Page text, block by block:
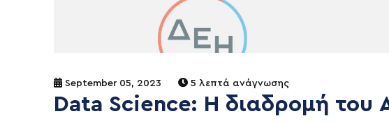
September 05, 2023 5 λεπτά ανάγνωσης
Data Science: Η διαδρομή του